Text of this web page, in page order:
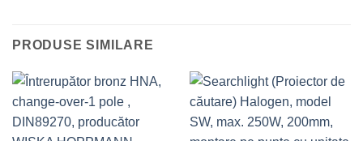
PRODUSE SIMILARE